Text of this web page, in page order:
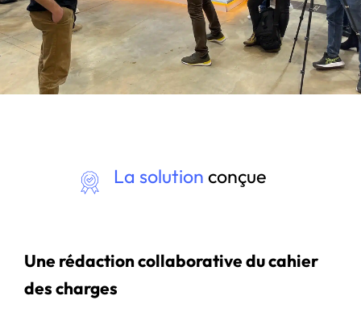
La solution conçue
Une rédaction collaborative du cahier
des charges